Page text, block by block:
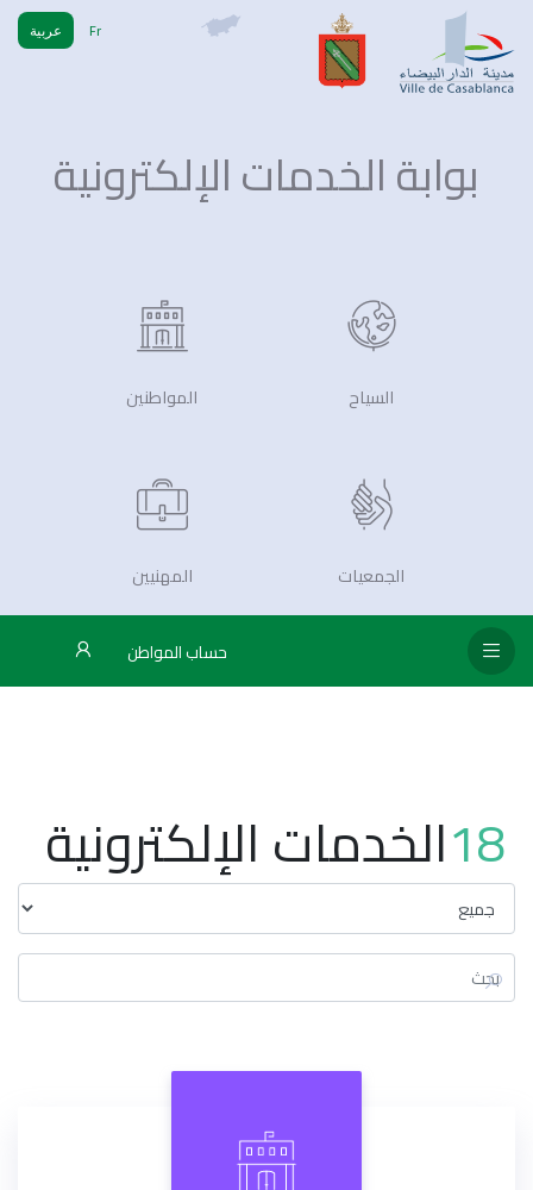
Fr عربية
بوابة الخدمات الإلكترونية
المواطنين السياح
المهنيين الجمعيات
حساب المواطن
18الخدمات الإلكترونية